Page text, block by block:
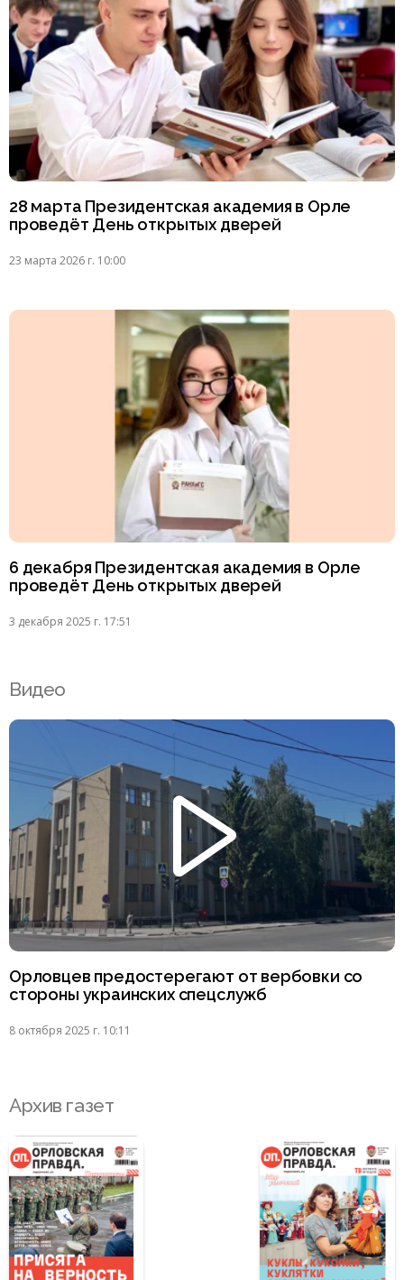
28 марта Президентская академия в Орле
проведёт День открытых дверей
23 марта 2026 г. 10:00
6 декабря Президентская академия в Орле
проведёт День открытых дверей
3 декабря 2025 г. 17:51
Видео
Орловцев предостерегают от вербовки со
стороны украинских спецслужб
8 октября 2025 г. 10:11
Архив газет